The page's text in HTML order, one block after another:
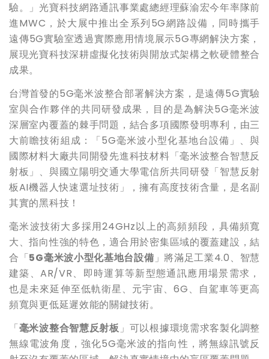
驗。」光寶科技網路通訊事業處總經理蘇渝宏今年率隊前
進MWC，於大展中推出全系列5G網路設備，同時攜手
遠傳5G實驗室透過實際應用情境展示5G專網解決方案，
展現光寶科技深耕虛擬化技術與開放式架構之軟硬體整合
成果。
台灣首發的5G毫米波整合部署解決方案，是遠傳5G實驗
室與合作夥伴的共同研發成果，目的是為解決5G毫米波
深層室內覆蓋的棘手問題，結合多項國際發明專利，由三
大前瞻技術組成：「5G毫米波小型化基地台設備」、與
國際材料大廠共同開發先進科技材料「毫米波整合智慧反
射板」、與國立陽明交通大學電信所共同研發「智慧反射
板AI機器人快速選址技術」，擁有高度技術含量，是名副
其實的黑科技！
毫米波技術大多採用24GHz以上的高頻頻段，具備頻寬
大、指向性強的特色，適合用於密集區域的覆蓋建設，結
合「5G毫米波小型化基地台設備 」將滿足工業4.0、智慧
建築、AR/VR、即時運算等新型態通訊應用場景需求，
也是未來延伸至低軌衛星、元宇宙、6G、自駕車等更高
頻寬與更低延遲效能的關鍵技術。
「毫米波整合智慧反射板 」可以根據環境需求客製化調整
無線電波角度，強化5G毫米波的指向性，將無線訊號反